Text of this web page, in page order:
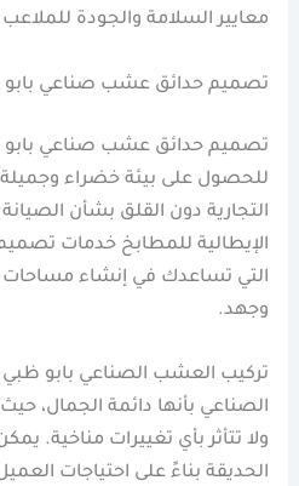
معايير السلامة والجودة للملاعب
تصميم حدائق عشب صناعي
تصميم حدائق عشب صناعي بابو
للحصول على بيئة خضراء
التجارية دون القلق بشأن
الإيطالية للمطابخ خدمات
التي تساعدك في إنشاء مساحات
وجهد.
تركيب العشب الصناعي بابو
الصناعي بأنها دائمة الجمال،
ولا تتأثر بأي تغييرات
الحديقة بناءً على احتياجات